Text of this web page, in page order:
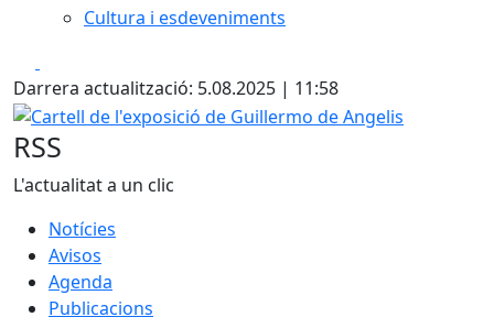
Cultura i esdeveniments
Darrera actualització: 5.08.2025 | 11:58
Cartell de l'exposició de Guillermo de Angelis
RSS
L'actualitat a un clic
Notícies
Avisos
Agenda
Publicacions